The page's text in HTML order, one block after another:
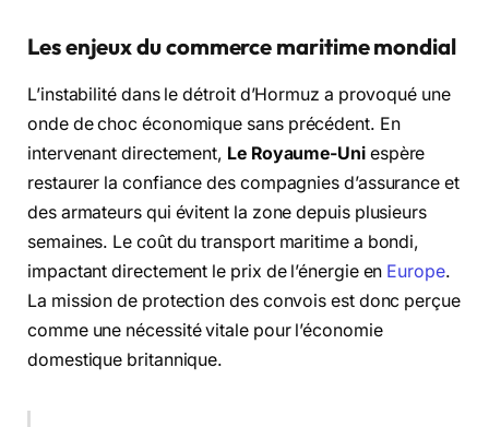
Les enjeux du commerce maritime mondial
L’instabilité dans le détroit d’Hormuz a provoqué une
onde de choc économique sans précédent. En
intervenant directement, Le Royaume-Uniespère
restaurer la confiance des compagnies d’assurance et
des armateurs qui évitent la zone depuis plusieurs
semaines. Le coût du transport maritime a bondi,
impactant directement le prix de l’énergie en Europe.
La mission de protection des convois est donc perçue
comme une nécessité vitale pour l’économie
domestique britannique.